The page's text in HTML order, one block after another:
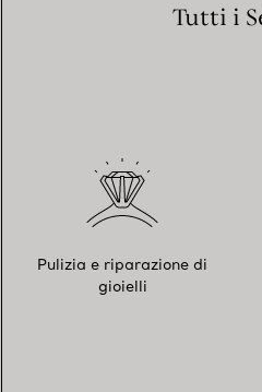
Tutti i
Pulizia e riparazione di
gioielli